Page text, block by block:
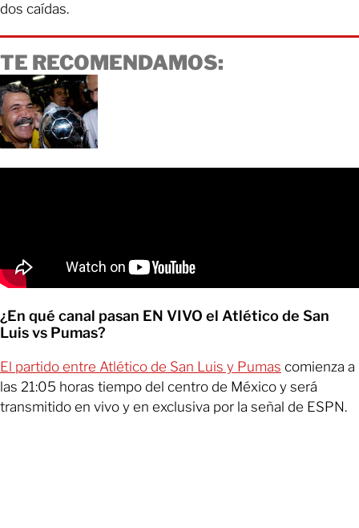
dos caídas.
TE RECOMENDAMOS:
¿En qué canal pasan EN VIVO el Atlético de San
Luis vs Pumas?
El partido entre Atlético de San Luis y Pumas comienza a
las 21:05 horas tiempo del centro de México y será
transmitido en vivo y en exclusiva por la señal de ESPN.